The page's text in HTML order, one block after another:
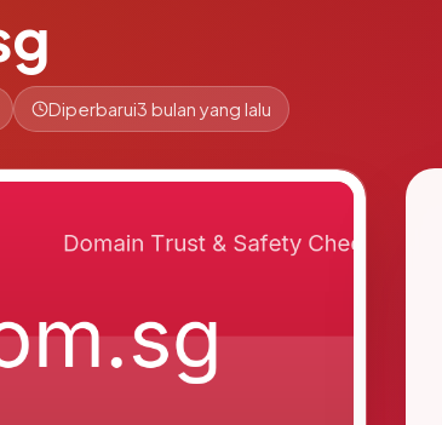
Diperbarui3 bulan yang lalu